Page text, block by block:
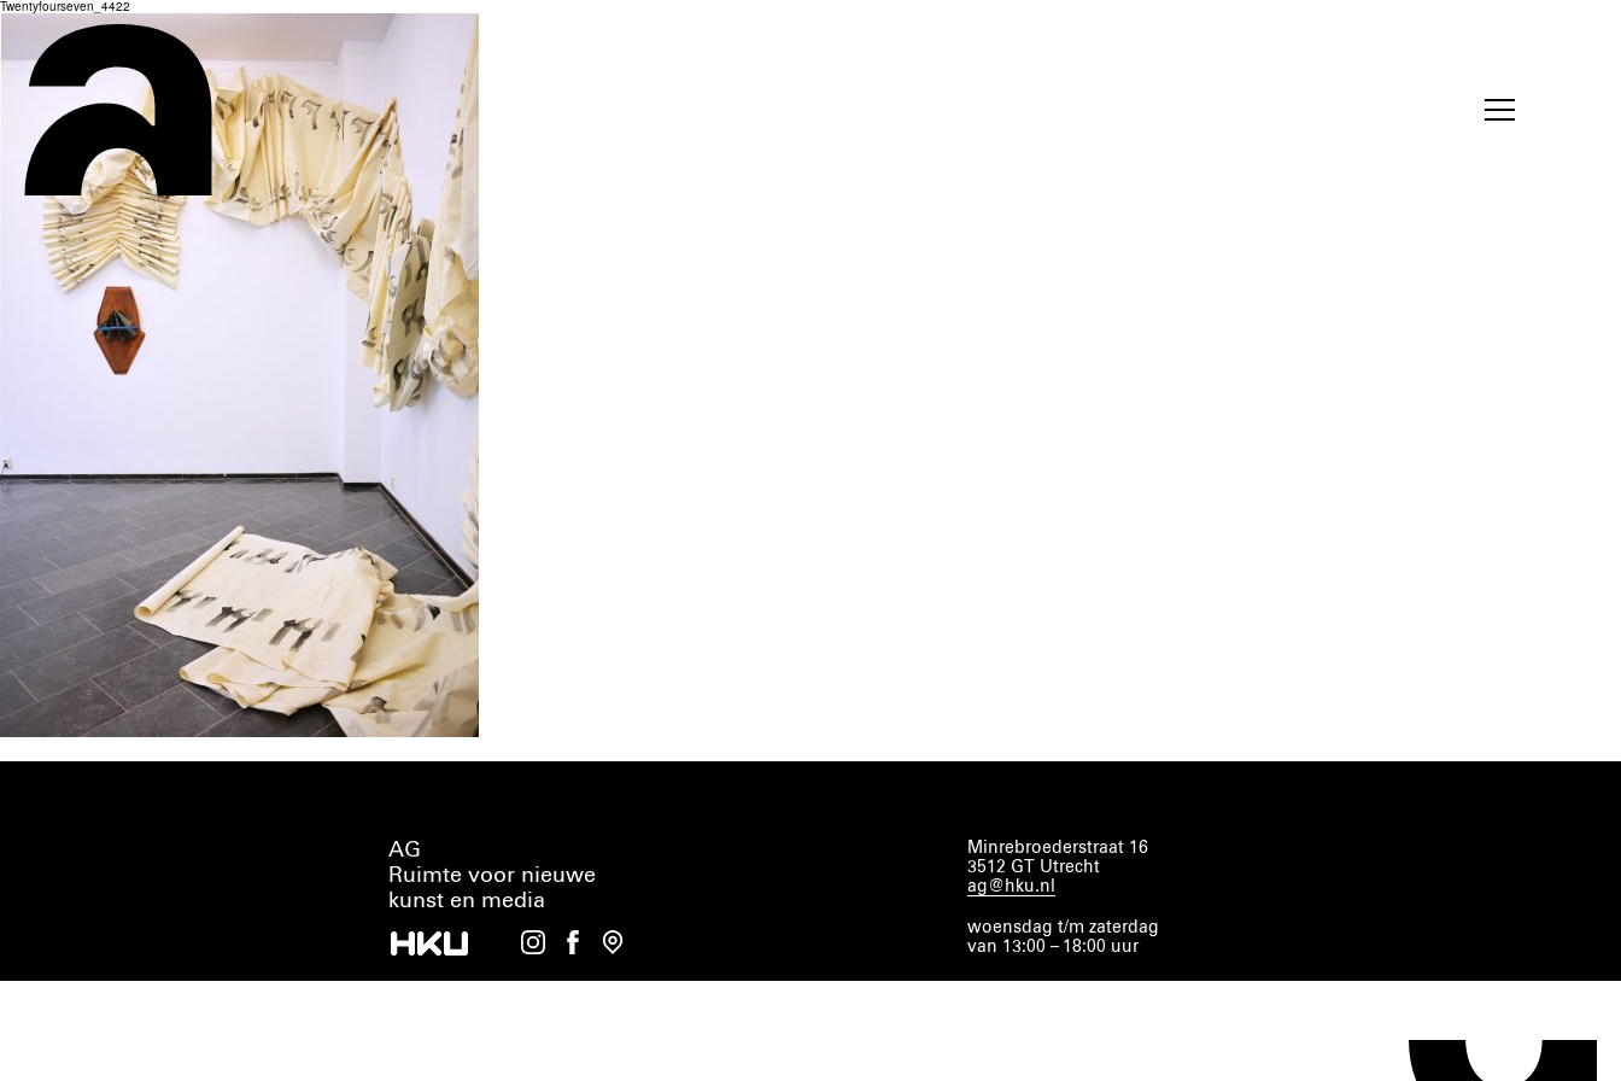
Twentyfourseven_4422
AG
Ruimte voor nieuwe
kunst en media
Minrebroederstraat 16
3512 GT Utrecht
ag@hku.nl
woensdag t/m zaterdag
van 13:00 – 18:00 uur